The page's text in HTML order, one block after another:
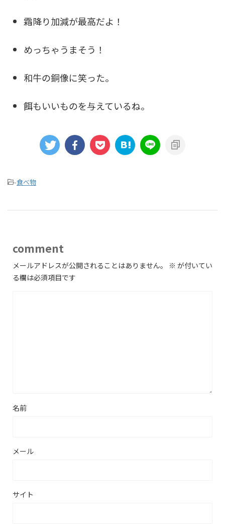
霜降り加減が最高だよ！
めっちゃうまそう！
和牛の銅像に笑った。
餌もいいものを与えているね。
-食べ物
comment
メールアドレスが公開されることはありません。 ※ が付いてい
る欄は必須項目です
名前
メール
サイト